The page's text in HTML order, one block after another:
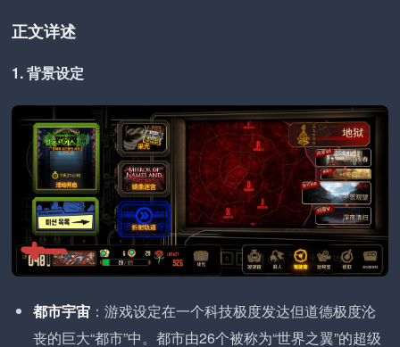
正文详述
1. 背景设定
都市宇宙 ：游戏设定在一个科技极度发达但道德极度沦
丧的巨大“都市”中。都市由26个被称为“世界之翼”的超级